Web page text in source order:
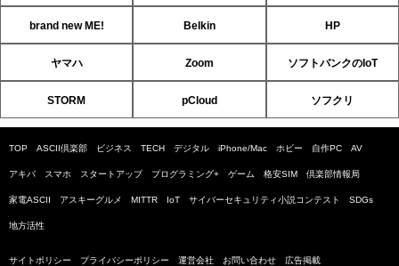
brand new ME! Belkin HP
ヤマハ Zoom ソフトバンクのIoT
STORM pCloud ソフクリ
TOP ASCII倶楽部 ビジネス TECH デジタル iPhone/Mac ホビー 自作PC AV
アキバ スマホ スタートアップ プログラミング+ ゲーム 格安SIM 倶楽部情報局
家電ASCII アスキーグルメ MITTR IoT サイバーセキュリティ小説コンテスト SDGs
地方活性
サイトポリシー プライバシーポリシー 運営会社 お問い合わせ 広告掲載